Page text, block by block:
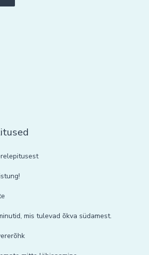
mis tulevad õkva südamest.